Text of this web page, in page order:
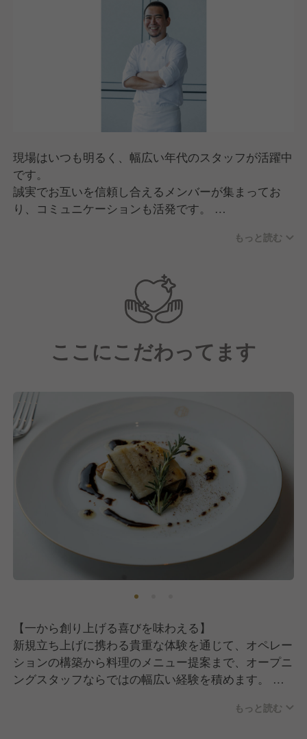
上の評価を獲得できるホテルを目指しています。
愛宕で最高級の空間づくりと、新たな歴史を私たちと
一緒に創っていきませんか？
現場はいつも明るく、幅広い年代のスタッフが活躍中
です。
誠実でお互いを信頼し合えるメンバーが集まってお
り、コミュニケーションも活発です。
＜こんな方を歓迎します＞
・成長意欲、向上心を持って業務に取り組める方
もっと読む
ここにこだわってます
【一から創り上げる喜びを味わえる】
新規立ち上げに携わる貴重な体験を通じて、オペレー
ションの構築から料理のメニュー提案まで、オープニ
ングスタッフならではの幅広い経験を積めます。
もっと読む